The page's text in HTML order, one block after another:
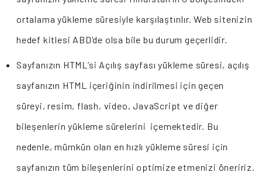
ortalama yükleme süresiyle karşılaştırılır. Web sitenizin
hedef kitlesi ABD’de olsa bile bu durum geçerlidir.
Sayfanızın HTML’si Açılış sayfası yükleme süresi, açılış
sayfanızın HTML içeriğinin indirilmesi için geçen
süreyi, resim, flash, video, JavaScript ve diğer
bileşenlerin yükleme sürelerini içemektedir. Bu
nedenle, mümkün olan en hızlı yükleme süresi için
sayfanızın tüm bileşenlerini optimize etmenizi öneririz.